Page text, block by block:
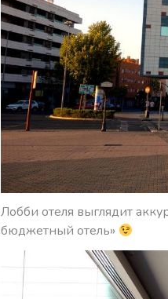
Лобби отеля выглядит
бюджетный отель»